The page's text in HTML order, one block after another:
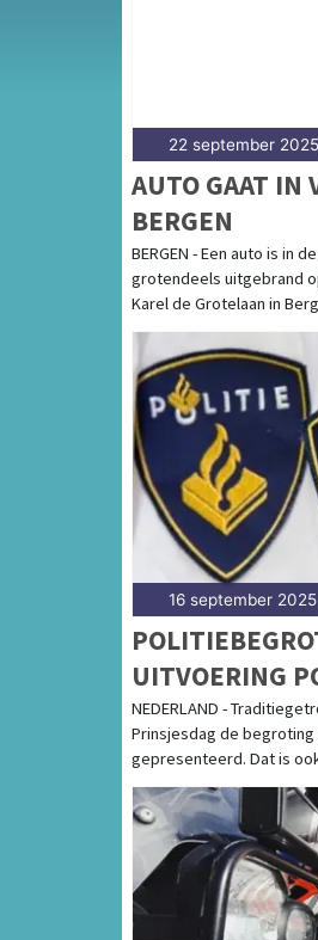
22 september
AUTO GAAT IN
BERGEN
BERGEN - Een auto is in
grotendeels uitgebrand
Karel de Grotelaan in
16 september
UITVOERING
FINANCIËN
NEDERLAND -
Prinsjesdag de
gepresenteerd. Dat is